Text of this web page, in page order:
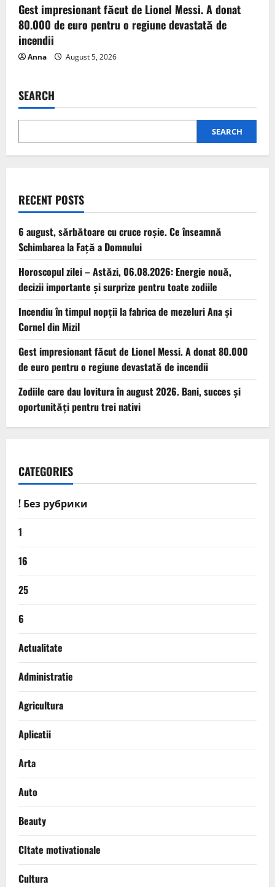
Gest impresionant făcut de Lionel Messi. A donat
80.000 de euro pentru o regiune devastată de
incendii
Anna August 5, 2026
SEARCH
SEARCH
RECENT POSTS
6 august, sărbătoare cu cruce roșie. Ce înseamnă
Schimbarea la Față a Domnului
Horoscopul zilei – Astăzi, 06.08.2026: Energie nouă,
decizii importante și surprize pentru toate zodiile
Incendiu în timpul nopții la fabrica de mezeluri Ana și
Cornel din Mizil
Gest impresionant făcut de Lionel Messi. A donat 80.000
de euro pentru o regiune devastată de incendii
Zodiile care dau lovitura în august 2026. Bani, succes și
oportunități pentru trei nativi
CATEGORIES
! Без рубрики
1
16
25
6
Actualitate
Administratie
Agricultura
Aplicatii
Arta
Auto
Beauty
CItate motivationale
Cultura